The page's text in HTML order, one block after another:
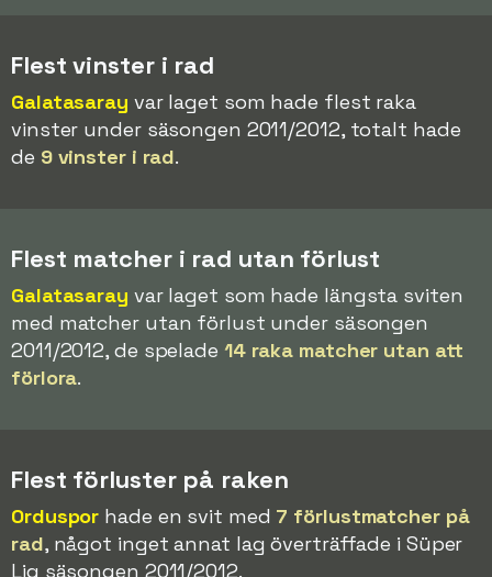
Flest vinster i rad
Galatasaray var laget som hade flest raka
vinster under säsongen 2011/2012, totalt hade
de 9 vinster i rad.
Flest matcher i rad utan förlust
Galatasaray var laget som hade längsta sviten
med matcher utan förlust under säsongen
2011/2012, de spelade 14 raka matcher utan att
förlora.
Flest förluster på raken
Orduspor hade en svit med 7 förlustmatcher på
rad, något inget annat lag överträffade i Süper
Lig säsongen 2011/2012.